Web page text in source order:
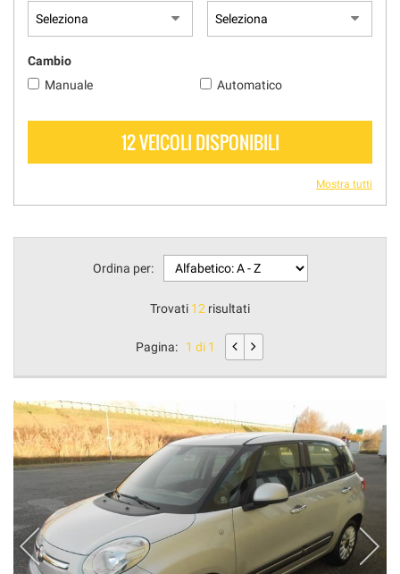
Cambio
Manuale
Automatico
12 VEICOLI DISPONIBILI
Mostra tutti
Ordina per:
Trovati 12 risultati
Pagina: 1 di 1